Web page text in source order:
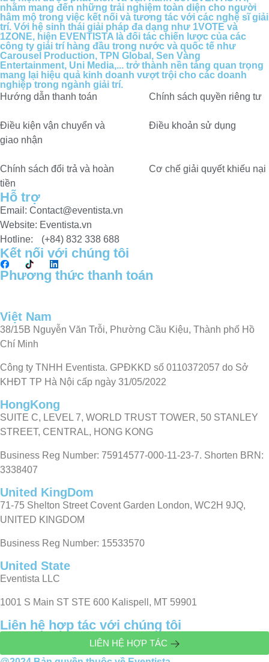
nhằm mang đến những trải nghiệm toàn diện cho người
hâm mộ trong việc kết nối và tương tác với các nghệ sĩ giải
trí. Với hệ sinh thái giải pháp đa dạng như 1VOTE và
1ZONE, hiện EVENTISTA là đối tác chiến lược của các
công ty giải trí hàng đầu trong nước và quốc tế như
Carousel Production, TPN Global, Sen Vàng
Entertainment, Uni Media,... trở thành nền tảng quan trọng
mang lại hiệu quả kinh doanh vượt trội cho các doanh
nghiệp trong ngành giải trí.
Hướng dẫn thanh toán
Chính sách quyền riêng tư​
Điều kiện vận chuyển và
giao nhận
Điều khoản sử dụng
Chính sách đổi trả và hoàn
tiền
Cơ chế giải quyết khiếu nại
Hỗ trợ
Email: Contact@eventista.vn
Website: Eventista.vn
Hotline: (+84) 832 338 688
Kết nối với chúng tôi
Phương thức thanh toán
Việt Nam
38/15B Nguyễn Văn Trỗi, Phường Cầu Kiệu, Thành phố Hồ
Chí Minh
Công ty TNHH Eventista. GPĐKKD số 0110372057 do Sở
KHĐT TP Hà Nội cấp ngày 31/05/2022
HongKong
SUITE C, LEVEL 7, WORLD TRUST TOWER, 50 STANLEY
STREET, CENTRAL, HONG KONG
Business Reg Number: 75914577-000-11-23-7. Shorten BRN:
3338407
United KingDom
71-75 Shelton Street Covent Garden London, WC2H 9JQ,
UNITED KINGDOM
Business Reg Number: 15533570
United State
Eventista LLC
1001 S Main ST STE 600 Kalispell, MT 59901
Liên hệ hợp tác với chúng tôi
LIÊN HỆ HỢP TÁC